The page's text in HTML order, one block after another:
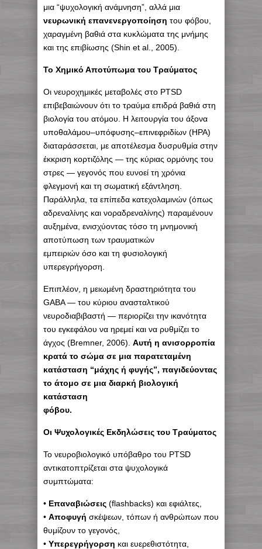
μια “ψυχολογική ανάμνηση”, αλλά μια
νευρωνική επανενεργοποίηση του φόβου,
χαραγμένη βαθιά στα κυκλώματα της μνήμης
και της επιβίωσης (Shin et al., 2005).
Το Χημικό Αποτύπωμα του Τραύματος
Οι νευροχημικές μεταβολές στο PTSD
επιβεβαιώνουν ότι το τραύμα επιδρά βαθιά στη
βιολογία του ατόμου. Η λειτουργία του άξονα
υποθαλάμου–υπόφυσης–επινεφριδίων (HPA)
διαταράσσεται, με αποτέλεσμα δυσρυθμία στην
έκκριση κορτιζόλης — της κύριας ορμόνης του
στρες — γεγονός που ευνοεί τη χρόνια
φλεγμονή και τη σωματική εξάντληση.
Παράλληλα, τα επίπεδα κατεχολαμινών (όπως
αδρεναλίνης και νοραδρεναλίνης) παραμένουν
αυξημένα, ενισχύοντας τόσο τη μνημονική
αποτύπωση των τραυματικών
εμπειριών όσο και τη φυσιολογική
υπερεγρήγορση.
Επιπλέον, η μειωμένη δραστηριότητα του
GABA — του κύριου ανασταλτικού
νευροδιαβιβαστή — περιορίζει την ικανότητα
του εγκεφάλου να ηρεμεί και να ρυθμίζει το
άγχος (Bremner, 2006). Αυτή η ανισορροπία
κρατά το σώμα σε μια παρατεταμένη
κατάσταση “μάχης ή φυγής”, παγιδεύοντας
το άτομο σε μια διαρκή βιολογική
κατάσταση
φόβου.
Οι Ψυχολογικές Εκδηλώσεις του Τραύματος
Το νευροβιολογικό υπόβαθρο του PTSD
αντικατοπτρίζεται στα ψυχολογικά
συμπτώματα:
• Επαναβιώσεις (flashbacks) και εφιάλτες,
• Αποφυγή σκέψεων, τόπων ή ανθρώπων που
θυμίζουν το γεγονός,
• Υπερεγρήγορση και ευερεθιστότητα,